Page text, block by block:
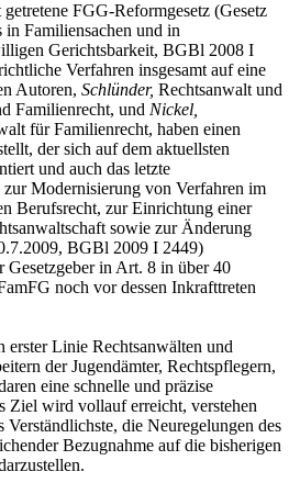
FGG-Reformgesetz (Gesetz
in Familiensachen und in
Gerichtsbarkeit, BGBl 2008 I
Verfahren insgesamt auf eine
Autoren, Schlünder, Rechtsanwalt und
Familienrecht, und Nickel,
für Familienrecht, haben einen
der sich auf dem aktuellsten
und auch das letzte
zur Modernisierung von Verfahren im
Berufsrecht, zur Einrichtung einer
sowie zur Änderung
BGBl 2009 I 2449)
Gesetzgeber in Art. 8 in über 40
noch vor dessen Inkrafttreten
Linie Rechtsanwälten und
der Jugendämter, Rechtspflegern,
eine schnelle und präzise
Ziel wird vollauf erreicht, verstehen
Verständlichste, die Neuregelungen des
Bezugnahme auf die bisherigen